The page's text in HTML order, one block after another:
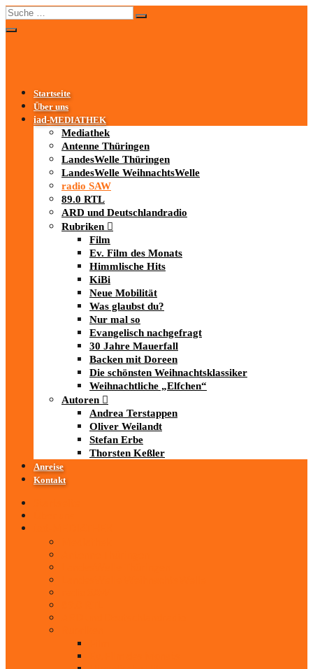
Startseite
Über uns
iad-MEDIATHEK
Mediathek
Antenne Thüringen
LandesWelle Thüringen
LandesWelle WeihnachtsWelle
radio SAW
89.0 RTL
ARD und Deutschlandradio
Rubriken
Film
Ev. Film des Monats
Himmlische Hits
KiBi
Neue Mobilität
Was glaubst du?
Nur mal so
Evangelisch nachgefragt
30 Jahre Mauerfall
Backen mit Doreen
Die schönsten Weihnachtsklassiker
Weihnachtliche „Elfchen“
Autoren
Andrea Terstappen
Oliver Weilandt
Stefan Erbe
Thorsten Keßler
Anreise
Kontakt